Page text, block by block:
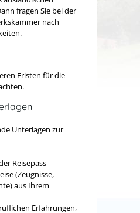
fragen Sie bei der
nach
Fristen für die
Unterlagen zur
Reisepass
(Zeugnisse,
aus Ihrem
Erfahrungen,